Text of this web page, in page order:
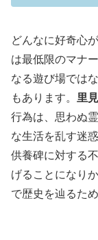
どんなに好奇心
は最低限のマナ
なる遊び場では
もあります。 里
行為は、思わぬ
な生活を乱す迷
供養碑に対する
げることになり
で歴史を辿るた